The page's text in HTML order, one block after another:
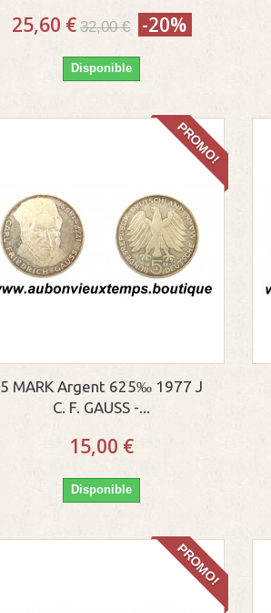
25,60 € 32,00 € -20%
Disponible
PROMO!
5 MARK Argent 625‰ 1977 J
C. F. GAUSS -...
15,00 €
Disponible
PROMO!